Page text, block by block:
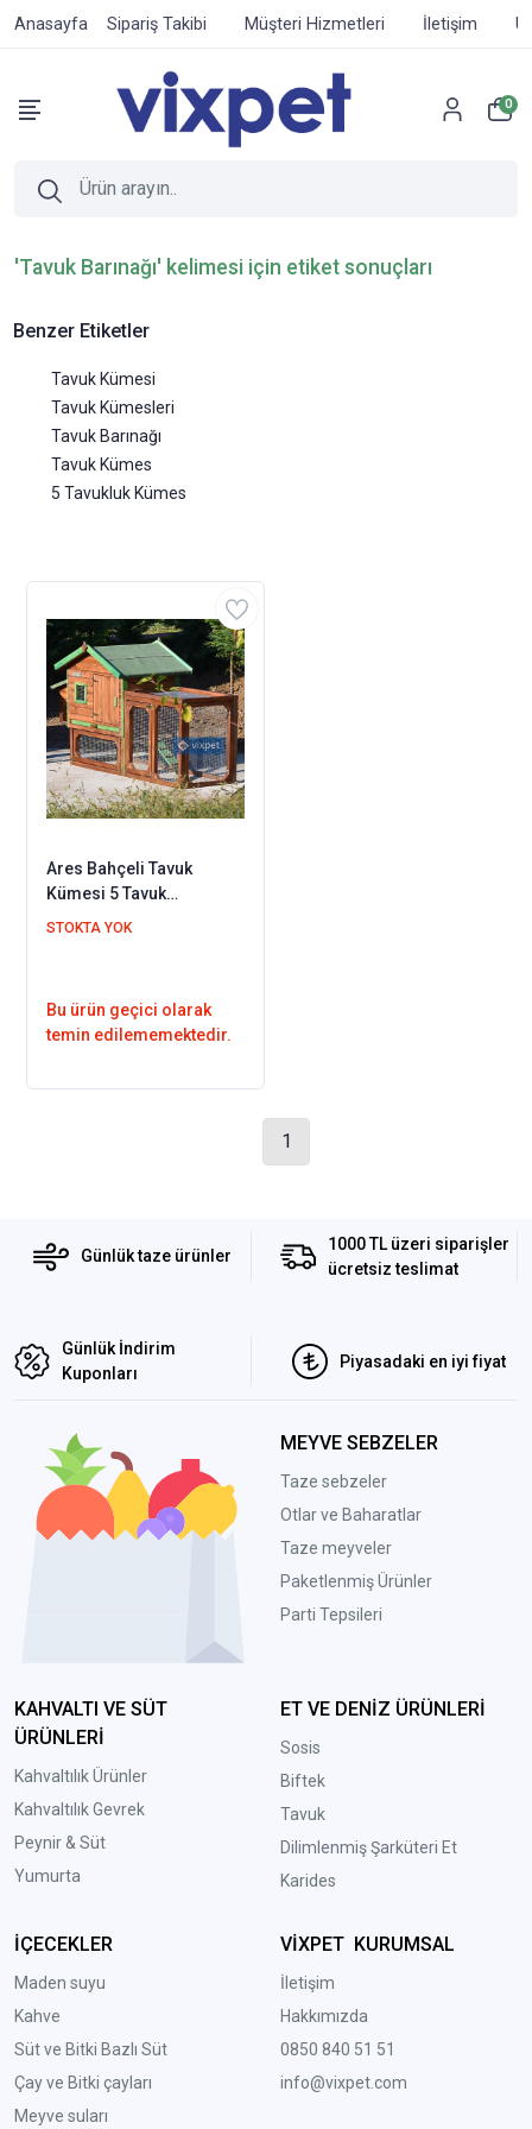
Anasayfa Sipariş Takibi Müşteri Hizmetleri İletişim
0
'Tavuk Barınağı' kelimesi için etiket sonuçları
Benzer Etiketler
Tavuk Kümesi
Tavuk Kümesleri
Tavuk Barınağı
Tavuk Kümes
5 Tavukluk Kümes
Ares Bahçeli Tavuk
Kümesi 5 Tavuk
Barınabilir
STOKTA YOK
Bu ürün geçici olarak
temin edilememektedir.
1
Günlük taze ürünler
1000 TL üzeri siparişler
ücretsiz teslimat
Günlük İndirim
Kuponları
Piyasadaki en iyi fiyat
MEYVE SEBZELER
Taze sebzeler
Otlar ve Baharatlar
Taze meyveler
Paketlenmiş Ürünler
Parti Tepsileri
KAHVALTI VE SÜT
ÜRÜNLERİ
Kahvaltılık Ürünler
Kahvaltılık Gevrek
Peynir & Süt
Yumurta
ET VE DENİZ ÜRÜNLERİ
Sosis
Biftek
Tavuk
Dilimlenmiş Şarküteri Et
Karides
İÇECEKLER
Maden suyu
Kahve
Süt ve Bitki Bazlı Süt
Çay ve Bitki çayları
Meyve suları
VİXPET KURUMSAL
İletişim
Hakkımızda
0850 840 51 51
info@vixpet.com